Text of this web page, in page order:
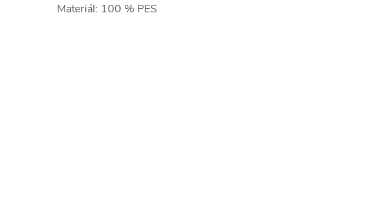
Materiál: 100 % PES